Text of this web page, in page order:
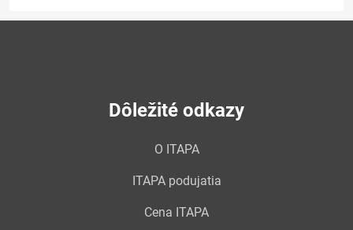
Dôležité odkazy
O ITAPA
ITAPA podujatia
Cena ITAPA